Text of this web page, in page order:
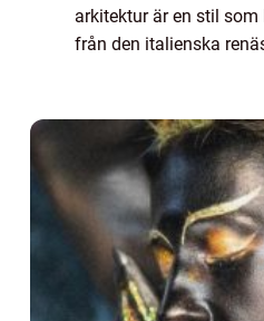
arkitektur är en stil
från den italienska